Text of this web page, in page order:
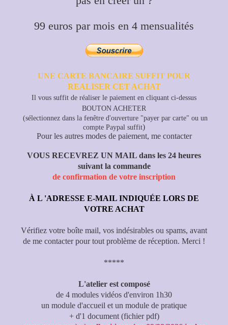
99 euros par mois en 4 mensualités
UNE CARTE BANCAIRE SUFFIT POUR
REALISER CET ACHAT
Il vous suffit de réaliser le paiement en cliquant ci-dessus
BOUTON ACHETER
(sélectionnez dans la fenêtre d'ouverture "payer par carte" ou un
compte Paypal suffit)
Pour les autres modes de paiement, me contacter
VOUS RECEVREZ UN MAIL dans les 24 heures
suivant la commande
de confirmation de votre inscription
À L 'ADRESSE E-MAIL INDIQUÉE LORS DE
VOTRE ACHAT
Vérifiez votre boîte mail, vos indésirables ou spams, avant
de me contacter pour tout problème de réception. Merci !
*****
L'atelier est composé
de 4 modules vidéos d'environ 1h30
un module d'accueil et un module de pratique
+ d'1 document (fichier pdf)